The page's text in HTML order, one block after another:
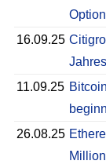
16.09.25
11.09.25
26.08.25